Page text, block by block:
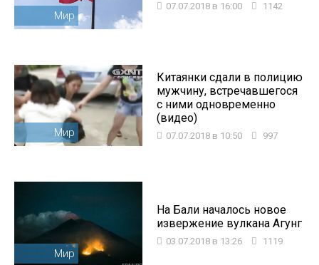
Мир
07.07.2018 в 16:00 1142
Мир
Китаянки сдали в полицию
мужчину, встречавшегося
с ними одновременно
(видео)
07.07.2018 в 10:50 997
Мир
На Бали началось новое
извержение вулкана Агунг
03.07.2018 в 13:26 1119